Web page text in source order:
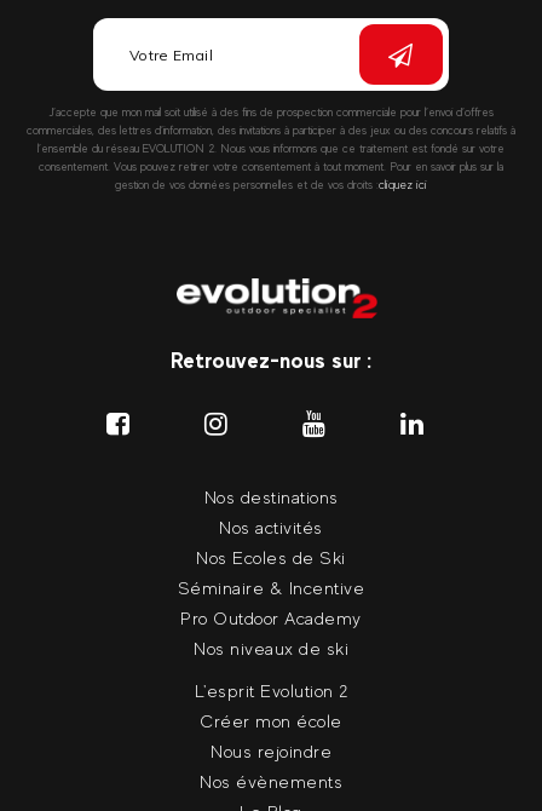
J’accepte que mon mail soit utilisé à des fins de prospection commerciale pour l’envoi d’offres
commerciales, des lettres d’information, des invitations à participer à des jeux ou des concours relatifs à
l’ensemble du réseau EVOLUTION 2. Nous vous informons que ce traitement est fondé sur votre
consentement. Vous pouvez retirer votre consentement à tout moment. Pour en savoir plus sur la
gestion de vos données personnelles et de vos droits :cliquez ici
Retrouvez-nous sur :
Nos destinations
Nos activités
Nos Ecoles de Ski
Séminaire & Incentive
Pro Outdoor Academy
Nos niveaux de ski
L'esprit Evolution 2
Créer mon école
Nous rejoindre
Nos évènements